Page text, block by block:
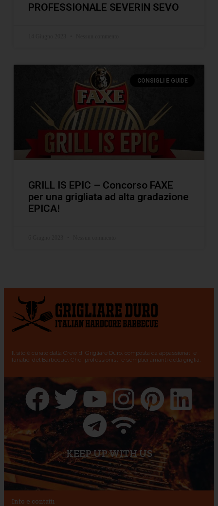
PROFESSIONALE SEVERIN SEVO
CONSIGLI E GUIDE
GRILL IS EPIC – Concorso FAXE
per una grigliata ad alta gradazione
EPICA!
Il sito è curato dalla Crew di Grigliare Duro, composta da appassionati e
fanatici del Barbecue, Chef professionisti e semplici amanti della griglia.
KEEP UP WITH US
Info e contatti